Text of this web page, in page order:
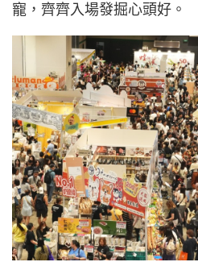
寵，齊齊入場發掘心頭好。